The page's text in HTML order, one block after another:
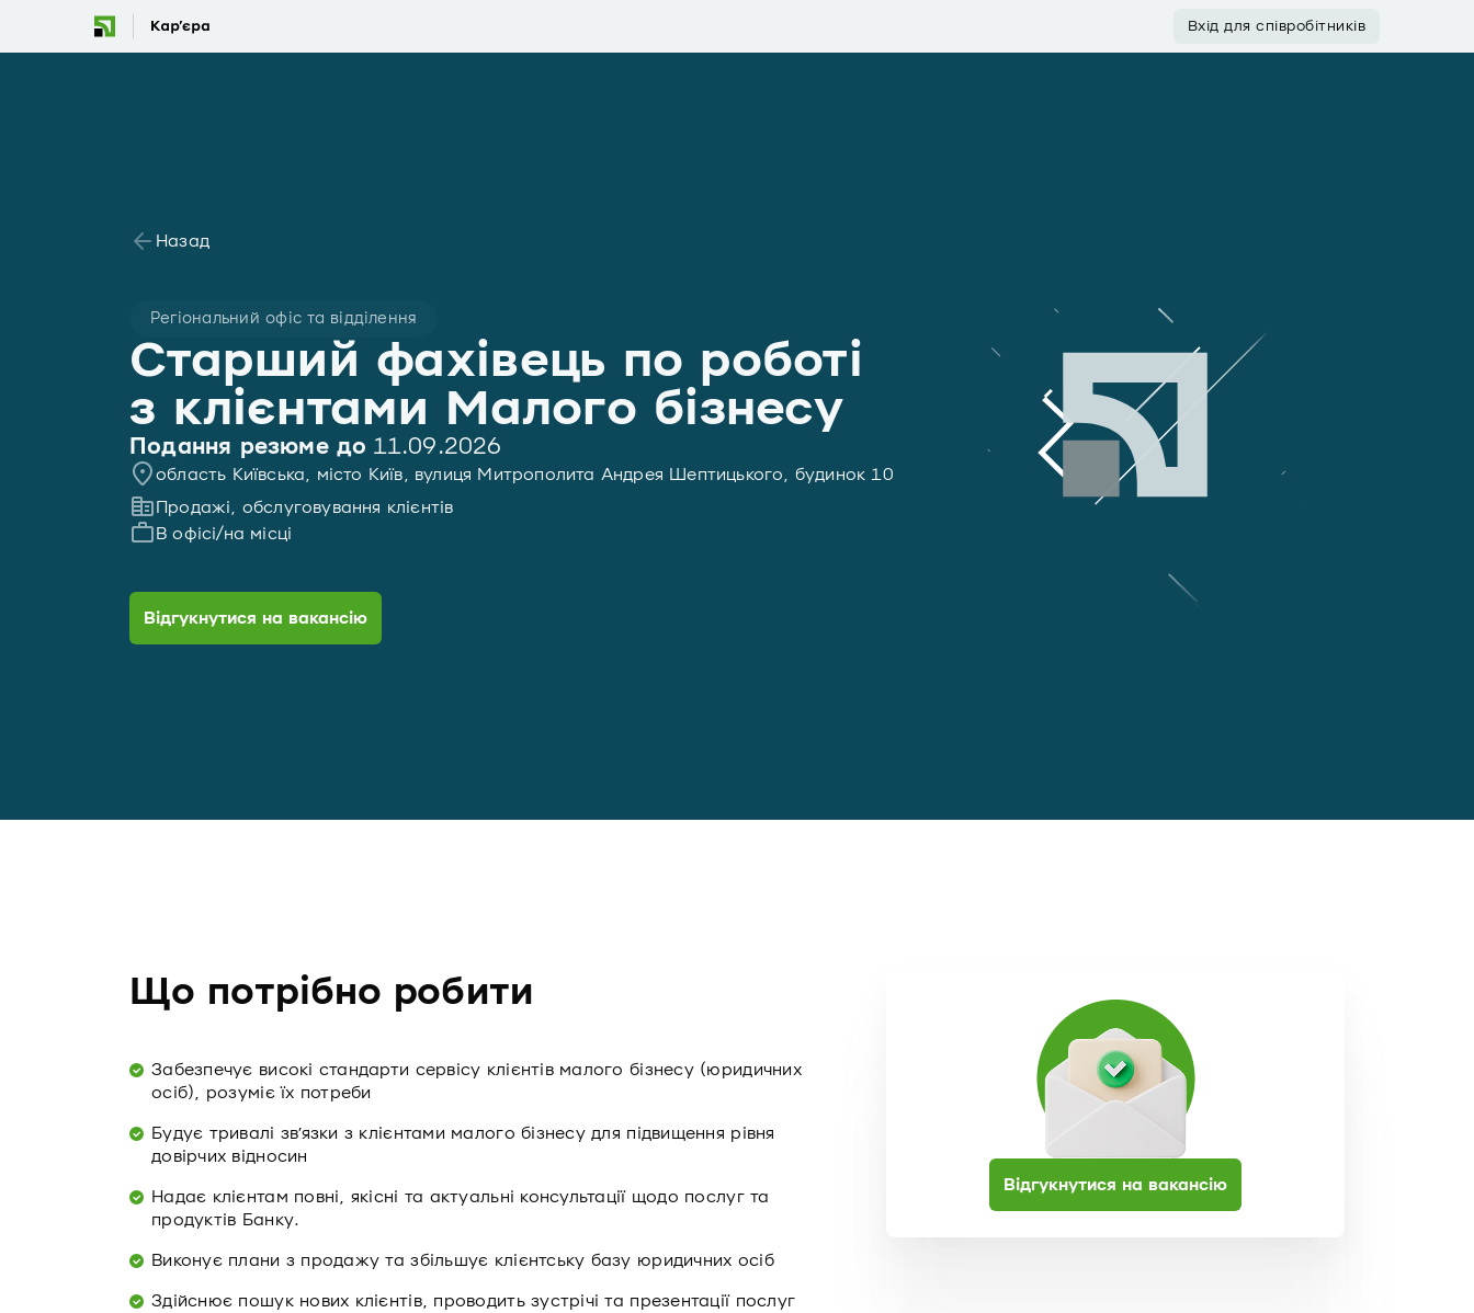
Вхід для співробітників
Назад
Регіональний офіс та відділення
Старший фахівець по роботі
з клієнтами Малого бізнесу
Подання резюме до 11.09.2026
область Київська, місто Київ, вулиця Митрополита Андрея Шептицького, будинок 10
Продажі, обслуговування клієнтів
В офісі/на місці
Відгукнутися на вакансію
Що потрібно робити
Забезпечує високі стандарти сервісу клієнтів малого бізнесу (юридичних
осіб), розуміє їх потреби
Будує тривалі зв’язки з клієнтами малого бізнесу для підвищення рівня
довірчих відносин
Надає клієнтам повні, якісні та актуальні консультації щодо послуг та
продуктів Банку.
Виконує плани з продажу та збільшує клієнтську базу юридичних осіб
Здійснює пошук нових клієнтів, проводить зустрічі та презентації послуг
Відгукнутися на вакансію